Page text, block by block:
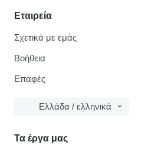
Εταιρεία
Σχετικά με εμάς
Βοήθεια
Επαφές
Ελλάδα / ελληνικά
Τα έργα μας